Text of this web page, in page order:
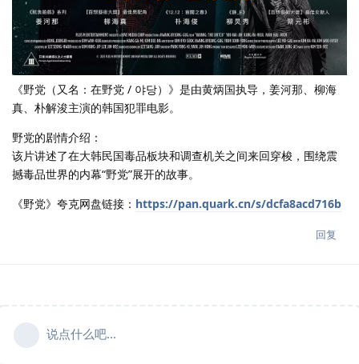
《野党（又名：在野党 / 야당）》是由黄炳国执导，姜河那、柳海
真、朴解浚主演的韩国犯罪电影。
野党的剧情介绍：
该片讲述了在大韩民国毒品板块和调查机关之间来回穿梭，围绕震
撼毒品世界的内幕“野党”展开的故事。
《野党》夸克网盘链接： https://pan.quark.cn/s/dcfa8acd716b
回复
说点什么吧...